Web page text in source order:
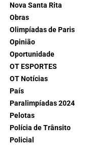
Nova Santa Rita
Obras
Olimpíadas de Paris
Opinião
Oportunidade
OT ESPORTES
OT Notícias
País
Paralimpíadas 2024
Pelotas
Polícia de Trânsito
Policial